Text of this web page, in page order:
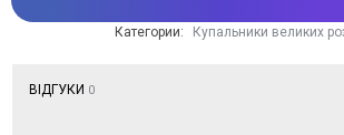
Категории: Купальники великих
ВІДГУКИ 0